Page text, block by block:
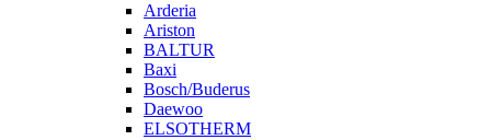
Arderia
Ariston
BALTUR
Baxi
Bosch/Buderus
Daewoo
ELSOTHERM